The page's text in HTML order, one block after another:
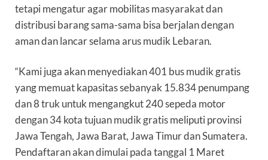
tetapi mengatur agar mobilitas masyarakat dan
distribusi barang sama-sama bisa berjalan dengan
aman dan lancar selama arus mudik Lebaran.
“Kami juga akan menyediakan 401 bus mudik gratis
yang memuat kapasitas sebanyak 15.834 penumpang
dan 8 truk untuk mengangkut 240 sepeda motor
dengan 34 kota tujuan mudik gratis meliputi provinsi
Jawa Tengah, Jawa Barat, Jawa Timur dan Sumatera.
Pendaftaran akan dimulai pada tanggal 1 Maret